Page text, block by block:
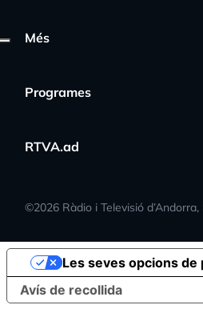
Més
Programes
RTVA.ad
©2026 Ràdio i Televisió d’Andorra,
Avís de recollida
Les seves opcions de